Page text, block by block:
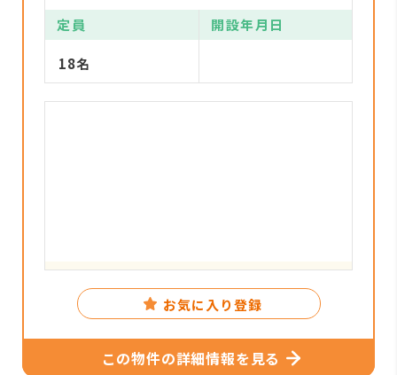
定員 開設年月日
18名
お気に入り登録
この物件の詳細情報を見る